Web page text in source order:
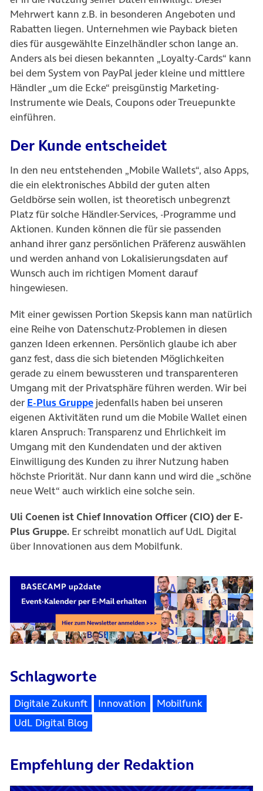
Mehrwert kann z.B. in besonderen Angeboten und
Rabatten liegen. Unternehmen wie Payback bieten
dies für ausgewählte Einzelhändler schon lange an.
Anders als bei diesen bekannten „Loyalty-Cards“ kann
bei dem System von PayPal jeder kleine und mittlere
Händler „um die Ecke“ preisgünstig Marketing-
Instrumente wie Deals, Coupons oder Treuepunkte
einführen.
Der Kunde entscheidet
In den neu entstehenden „Mobile Wallets“, also Apps,
die ein elektronisches Abbild der guten alten
Geldbörse sein wollen, ist theoretisch unbegrenzt
Platz für solche Händler-Services, -Programme und
Aktionen. Kunden können die für sie passenden
anhand ihrer ganz persönlichen Präferenz auswählen
und werden anhand von Lokalisierungsdaten auf
Wunsch auch im richtigen Moment darauf
hingewiesen.
Mit einer gewissen Portion Skepsis kann man natürlich
eine Reihe von Datenschutz-Problemen in diesen
ganzen Ideen erkennen. Persönlich glaube ich aber
ganz fest, dass die sich bietenden Möglichkeiten
gerade zu einem bewussteren und transparenteren
Umgang mit der Privatsphäre führen werden. Wir bei
der E-Plus Gruppe jedenfalls haben bei unseren
eigenen Aktivitäten rund um die Mobile Wallet einen
klaren Anspruch: Transparenz und Ehrlichkeit im
Umgang mit den Kundendaten und der aktiven
Einwilligung des Kunden zu ihrer Nutzung haben
höchste Priorität. Nur dann kann und wird die „schöne
neue Welt“ auch wirklich eine solche sein.
Uli Coenen ist Chief Innovation Officer (CIO) der E-
Plus Gruppe. Er schreibt monatlich auf UdL Digital
über Innovationen aus dem Mobilfunk.
Schlagworte
Digitale Zukunft Innovation
Mobilfunk
UdL Digital Blog
Empfehlung der Redaktion